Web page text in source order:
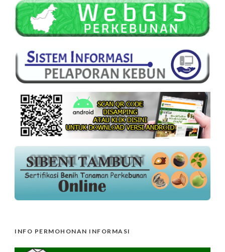
INFO PERMOHONAN INFORMASI